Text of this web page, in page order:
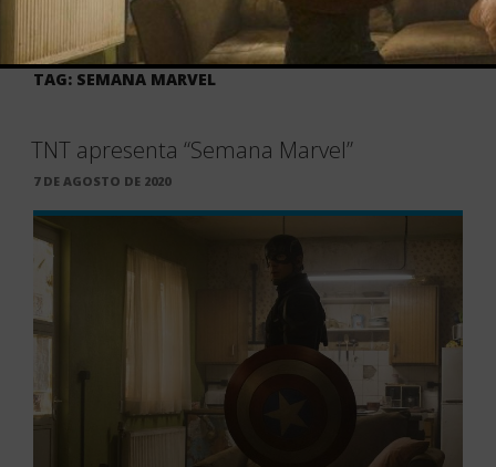
TAG: SEMANA MARVEL
TNT apresenta “Semana Marvel”
PUBLICADO
7 DE AGOSTO DE 2020